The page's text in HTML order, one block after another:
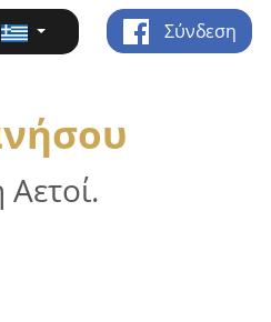
Σύνδεση